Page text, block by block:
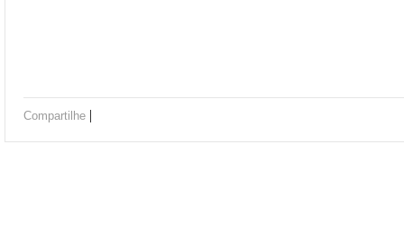
Compartilhe |